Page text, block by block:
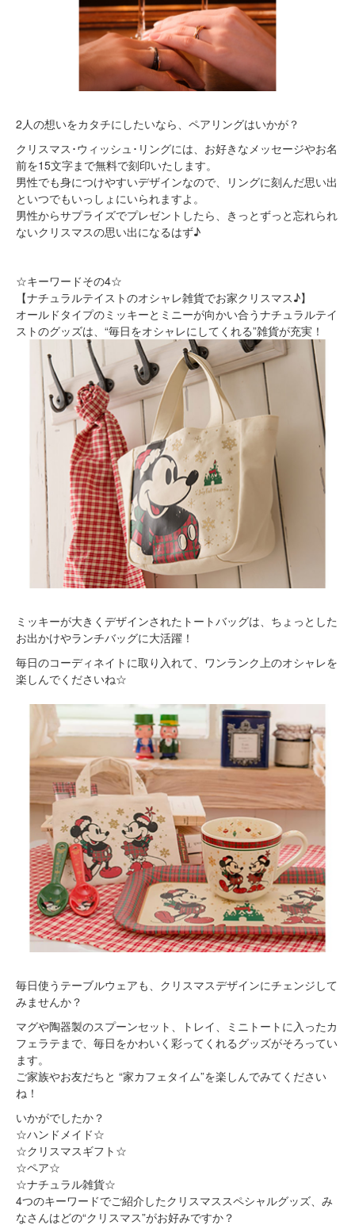
2人の想いをカタチにしたいなら、ペアリングはいかが？
クリスマス･ウィッシュ･リングには、お好きなメッセージやお名
前を15文字まで無料で刻印いたします。
男性でも身につけやすいデザインなので、リングに刻んだ思い出
といつでもいっしょにいられますよ。
男性からサプライズでプレゼントしたら、きっとずっと忘れられ
ないクリスマスの思い出になるはず♪
☆キーワードその4☆
【ナチュラルテイストのオシャレ雑貨でお家クリスマス♪】
オールドタイプのミッキーとミニーが向かい合うナチュラルテイ
ストのグッズは、“毎日をオシャレにしてくれる”雑貨が充実！
ミッキーが大きくデザインされたトートバッグは、ちょっとした
お出かけやランチバッグに大活躍！
毎日のコーディネイトに取り入れて、ワンランク上のオシャレを
楽しんでくださいね☆
毎日使うテーブルウェアも、クリスマスデザインにチェンジして
みませんか？
マグや陶器製のスプーンセット、トレイ、ミニトートに入ったカ
フェラテまで、毎日をかわいく彩ってくれるグッズがそろってい
ます。
ご家族やお友だちと “家カフェタイム”を楽しんでみてください
ね！
いかがでしたか？
☆ハンドメイド☆
☆クリスマスギフト☆
☆ペア☆
☆ナチュラル雑貨☆
4つのキーワードでご紹介したクリスマススペシャルグッズ、み
なさんはどの“クリスマス”がお好みですか？